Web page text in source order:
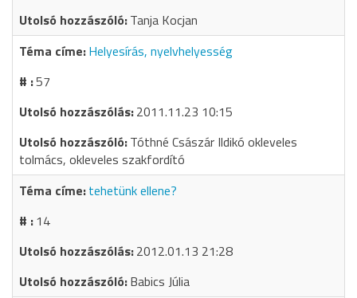
Tanja Kocjan
Helyesírás, nyelvhelyesség
57
2011.11.23 10:15
Tóthné Császár Ildikó okleveles
tolmács, okleveles szakfordító
tehetünk ellene?
14
2012.01.13 21:28
Babics Júlia